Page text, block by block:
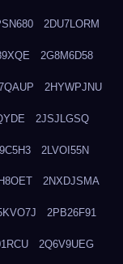
2DU7LORM
2G8M6D58
2HYWPJNU
2JSJLGSQ
2LVOI55N
2NXDJSMA
2PB26F91
2Q6V9UEG